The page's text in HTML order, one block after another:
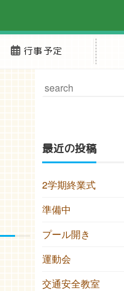
行事予定
最近の投稿
2学期終業式
準備中
プール開き
運動会
交通安全教室